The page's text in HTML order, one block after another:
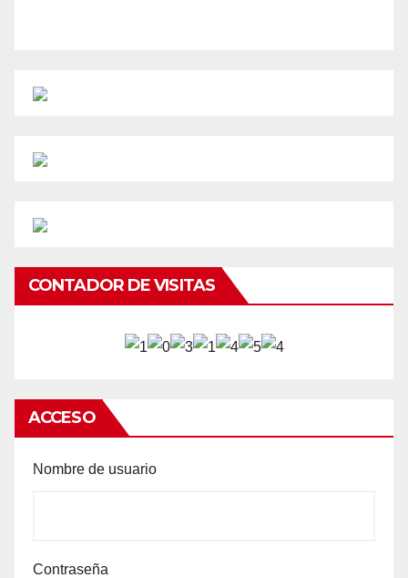
CONTADOR DE VISITAS
ACCESO
Nombre de usuario
Contraseña